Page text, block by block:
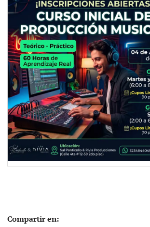
Compartir en: